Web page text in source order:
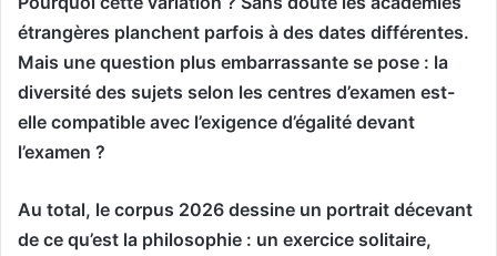
étrangères planchent parfois à des dates différentes.
Mais une question plus embarrassante se pose : la
diversité des sujets selon les centres d’examen est-
elle compatible avec l’exigence d’égalité devant
l’examen ?
Au total, le corpus 2026 dessine un portrait décevant
de ce qu’est la philosophie : un exercice solitaire,